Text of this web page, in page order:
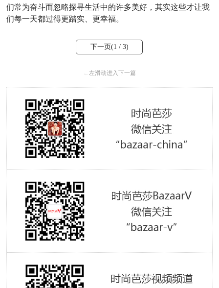
们常为奋斗而忽略探寻生活中的许多美好，其实这些才让我
们每一天都过得更踏实、更幸福。
下一页(1 / 3)
← 左滑动进入下一篇